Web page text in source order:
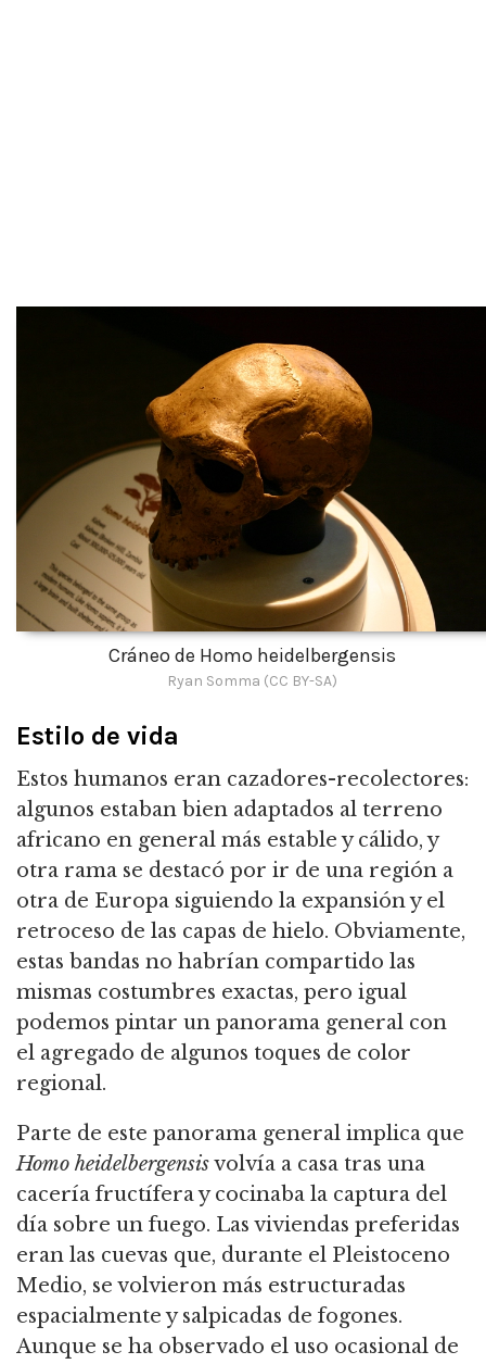
Cráneo de Homo heidelbergensis
Ryan Somma (CC BY-SA)
Estilo de vida
Estos humanos eran cazadores-recolectores:
algunos estaban bien adaptados al terreno
africano en general más estable y cálido, y
otra rama se destacó por ir de una región a
otra de Europa siguiendo la expansión y el
retroceso de las capas de hielo. Obviamente,
estas bandas no habrían compartido las
mismas costumbres exactas, pero igual
podemos pintar un panorama general con
el agregado de algunos toques de color
regional.
Parte de este panorama general implica que
Homo heidelbergensisvolvía a casa tras una
cacería fructífera y cocinaba la captura del
día sobre un fuego. Las viviendas preferidas
eran las cuevas que, durante el Pleistoceno
Medio, se volvieron más estructuradas
espacialmente y salpicadas de fogones.
Aunque se ha observado el uso ocasional de